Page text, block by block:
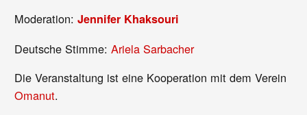
Moderation:Jennifer Khaksouri
Deutsche Stimme:Ariela Sarbacher
Die Veranstaltung ist eine Kooperation mit dem Verein
Omanut.